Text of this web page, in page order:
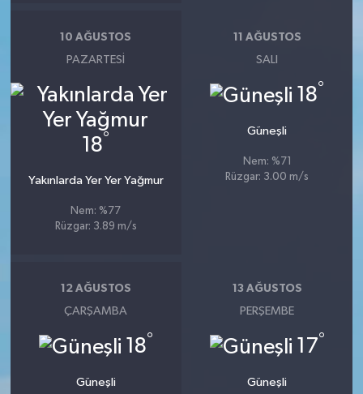
10 AĞUSTOS
PAZARTESI
18°
Yakınlarda Yer Yer Yağmur
Nem: %77
Rüzgar: 3.89 m/s
11 AĞUSTOS
SALI
18°
Güneşli
Nem: %71
Rüzgar: 3.00 m/s
12 AĞUSTOS
ÇARŞAMBA
18°
Güneşli
13 AĞUSTOS
PERŞEMBE
17°
Güneşli